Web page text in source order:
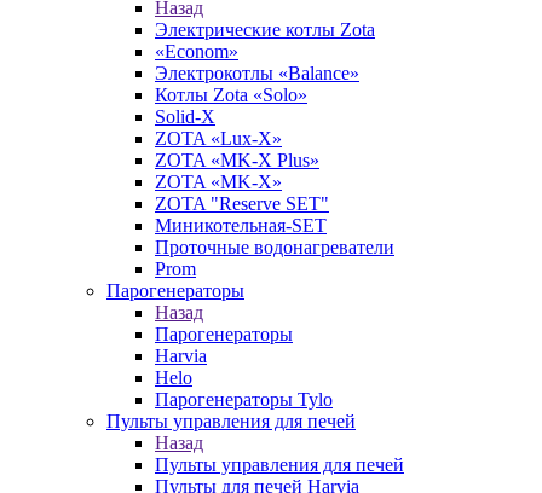
Назад
Электрические котлы Zota
«Econom»
Электрокотлы «Balance»
Котлы Zota «Solo»
Solid-X
ZOTA «Lux-X»
ZOTA «MK-X Plus»
ZOTA «MK-X»
ZOTA "Reserve SET"
Миникотельная-SET
Проточные водонагреватели
Prom
Парогенераторы
Назад
Парогенераторы
Harvia
Helo
Парогенераторы Tylo
Пульты управления для печей
Назад
Пульты управления для печей
Пульты для печей Harvia